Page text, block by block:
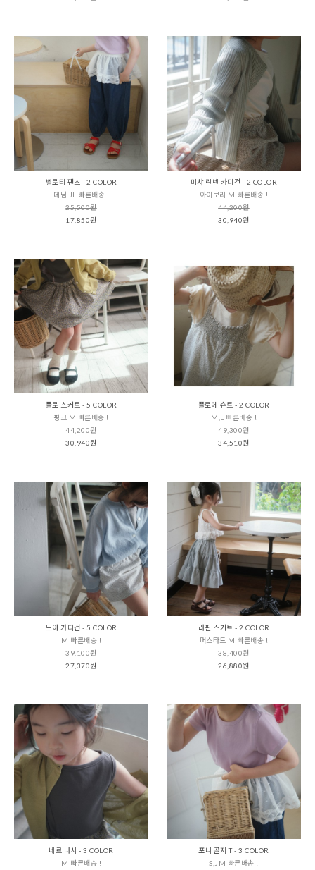
벨로티 팬츠 - 2 COLOR
데님 JL 빠른배송 !
25,500원
17,850원
미샤 린넨 카디건 - 2 COLOR
아이보리 M 빠른배송 !
44,200원
30,940원
플로 스커트 - 5 COLOR
핑크 M 빠른배송 !
44,200원
30,940원
플로에 슈트 - 2 COLOR
M,L 빠른배송 !
49,300원
34,510원
모아 카디건 - 5 COLOR
M 빠른배송 !
39,100원
27,370원
라핀 스커트 - 2 COLOR
머스타드 M 빠른배송 !
38,400원
26,880원
네르 나시 - 3 COLOR
M 빠른배송 !
포니 골지 T - 3 COLOR
S,JM 빠른배송 !